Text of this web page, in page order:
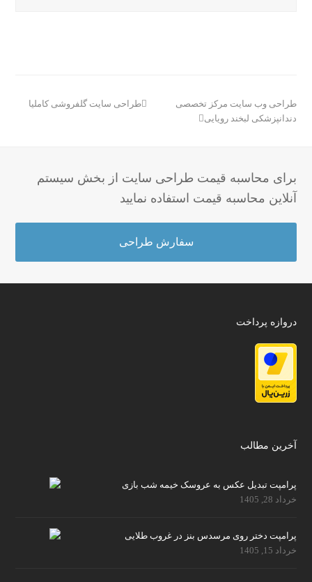
مطلب
طراحی سایت گلفروشی کاملیا
مطلب
بعدی:
طراحی وب سایت مرکز تخصصی
دندانپزشکی لبخند رویایی
برای محاسبه قیمت طراحی سایت از بخش سیستم
آنلاین محاسبه قیمت استفاده نمایید
سفارش طراحی
دروازه پرداخت
آخرین مطالب
پرامپت تبدیل عکس به عروسک خیمه شب بازی
خرداد 28, 1405
پرامپت دختر روی مرسدس بنز در غروب طلایی
خرداد 15, 1405